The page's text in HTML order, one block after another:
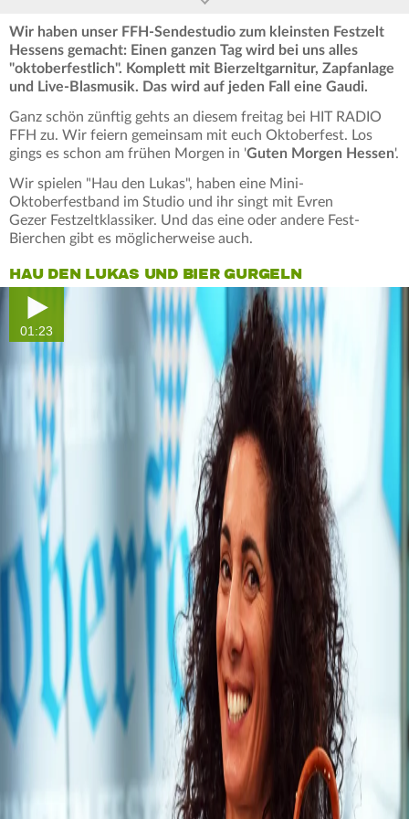
Wir haben unser FFH-Sendestudio zum kleinsten Festzelt
Hessens gemacht: Einen ganzen Tag wird bei uns alles
"oktoberfestlich". Komplett mit Bierzeltgarnitur, Zapfanlage
und Live-Blasmusik. Das wird auf jeden Fall eine Gaudi.
Ganz schön zünftig gehts an diesem freitag bei HIT RADIO
FFH zu. Wir feiern gemeinsam mit euch Oktoberfest. Los
gings es schon am frühen Morgen in 'Guten Morgen Hessen'.
Wir spielen "Hau den Lukas", haben eine Mini-
Oktoberfestband im Studio und ihr singt mit Evren
Gezer Festzeltklassiker. Und das eine oder andere Fest-
Bierchen gibt es möglicherweise auch.
HAU DEN LUKAS UND BIER GURGELN
01:23